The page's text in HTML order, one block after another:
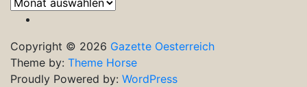
Ausgaben
Copyright © 2026 Gazette Oesterreich
Theme by: Theme Horse
Proudly Powered by: WordPress